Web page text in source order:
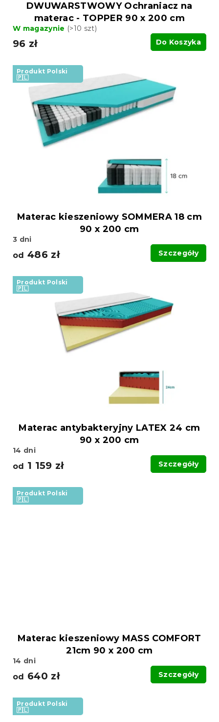
DWUWARSTWOWY Ochraniacz na
materac - TOPPER 90 x 200 cm
W magazynie (>10 szt)
96 zł Do Koszyka
Produkt Polski
🇵🇱
Materac kieszeniowy SOMMERA 18 cm
90 x 200 cm
3 dni
od 486 zł Szczegóły
Produkt Polski
🇵🇱
Materac antybakteryjny LATEX 24 cm
90 x 200 cm
14 dni
od 1 159 zł Szczegóły
Produkt Polski
🇵🇱
Materac kieszeniowy MASS COMFORT
21cm 90 x 200 cm
14 dni
od 640 zł Szczegóły
Produkt Polski
🇵🇱